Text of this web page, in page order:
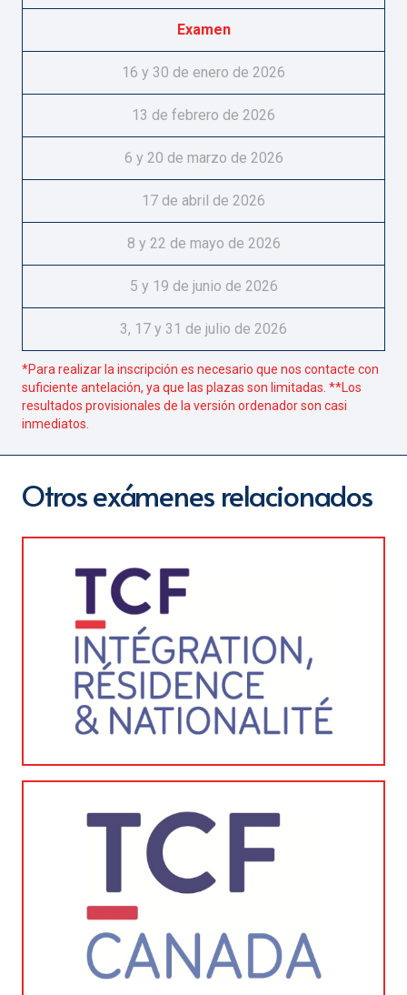
Examen
16 y 30 de enero de 2026
13 de febrero de 2026
6 y 20 de marzo de 2026
17 de abril de 2026
8 y 22 de mayo de 2026
5 y 19 de junio de 2026
3, 17 y 31 de julio de 2026
*Para realizar la inscripción es necesario que nos contacte con
suficiente antelación, ya que las plazas son limitadas. **Los
resultados provisionales de la versión ordenador son casi
inmediatos.
Otros exámenes relacionados